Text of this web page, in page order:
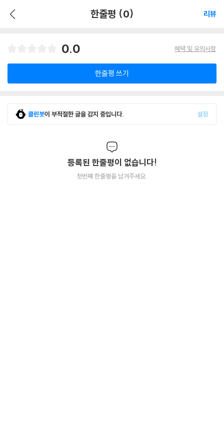
한줄평 (0) 리뷰
0.0 혜택 및 유의사항
한줄평 쓰기
클린봇이 부적절한 글을 감지 중입니다. 설정
등록된 한줄평이 없습니다!
첫번째 한줄평을 남겨주세요.